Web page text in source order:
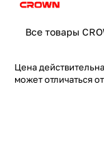
Все товары
Цена
может отличаться